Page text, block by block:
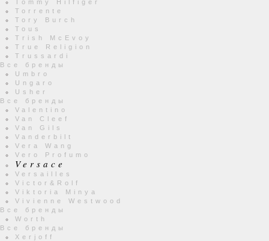
Tommy Hilfiger
Torrente
Tory Burch
Tous
Trish McEvoy
True Religion
Trussardi
Все бренды
Umbro
Ungaro
Usher
Все бренды
Valentino
Van Cleef
Van Gils
Vanderbilt
Vera Wang
Vero Profumo
Versace
Versailles
Victor&Rolf
Viktoria Minya
Vivienne Westwood
Все бренды
Worth
Все бренды
Xerjoff